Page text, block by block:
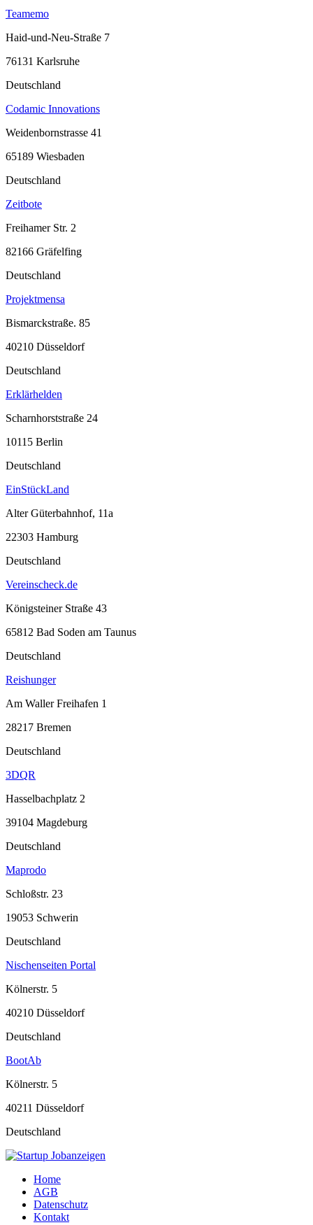
Teamemo
Haid-und-Neu-Straße 7
76131 Karlsruhe
Deutschland
Codamic Innovations
Weidenbornstrasse 41
65189 Wiesbaden
Deutschland
Zeitbote
Freihamer Str. 2
82166 Gräfelfing
Deutschland
Projektmensa
Bismarckstraße. 85
40210 Düsseldorf
Deutschland
Erklärhelden
Scharnhorststraße 24
10115 Berlin
Deutschland
EinStückLand
Alter Güterbahnhof, 11a
22303 Hamburg
Deutschland
Vereinscheck.de
Königsteiner Straße 43
65812 Bad Soden am Taunus
Deutschland
Reishunger
Am Waller Freihafen 1
28217 Bremen
Deutschland
3DQR
Hasselbachplatz 2
39104 Magdeburg
Deutschland
Maprodo
Schloßstr. 23
19053 Schwerin
Deutschland
Nischenseiten Portal
Kölnerstr. 5
40210 Düsseldorf
Deutschland
BootAb
Kölnerstr. 5
40211 Düsseldorf
Deutschland
Home
AGB
Datenschutz
Kontakt